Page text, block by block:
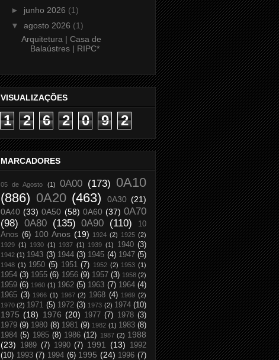
► junho 2026 (1)
▼ agosto 2026 (1)
Arquitetura | Casa de
Balaústres | RIPC*
VISUALIZAÇÕES
1 2 6 2 0 9 2
MARCADORES
05 de Agosto (1) 0A00 (173) 0A10
(886) 0A20 (463) 0A30 (21)
0A40 (33) 0A50 (58) 0A60 (37) 0A70
(98) 0A80 (135) 0A90 (110)
10
Anos (6) 100 Anos (19) 1924 (2) 1925 (2)
1929 (1) 1930 (1) 1937 (1) 1939 (1) 1940 (3)
1942 (1) 1943 (3) 1944 (3) 1945 (4) 1947 (5)
1948 (1) 1950 (5) 1951 (7) 1952 (2) 1953 (1)
1954 (3) 1955 (6) 1956 (9) 1957 (3) 1958 (2)
1959 (6) 1960 (1) 1962 (5) 1963 (7) 1964 (4)
1965 (3) 1966 (1) 1967 (2) 1968 (4) 1969 (2)
1970 (2) 1971 (5) 1972 (3) 1973 (2) 1974 (10)
1975 (18) 1976 (20) 1977 (7) 1978 (3)
1979 (9) 1980 (8) 1981 (9) 1982 (1) 1983 (8)
1984 (5) 1985 (8) 1986 (12) 1987 (2) 1988
(23)
1989 (7) 1990 (7) 1991 (13)
1992
(10) 1993 (7) 1994 (6) 1995 (24) 1996 (7)